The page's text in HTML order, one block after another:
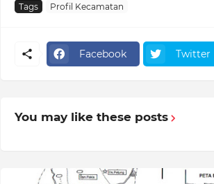
Tags Profil Kecamatan
Facebook Twitter
You may like these posts